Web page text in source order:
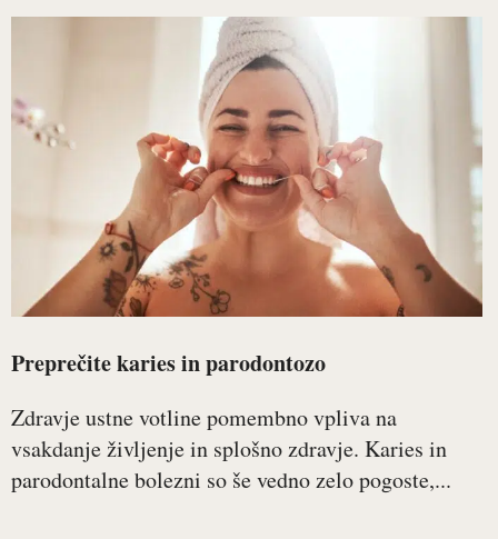
Preprečite karies in parodontozo
Zdravje ustne votline pomembno vpliva na
vsakdanje življenje in splošno zdravje. Karies in
parodontalne bolezni so še vedno zelo pogoste,...